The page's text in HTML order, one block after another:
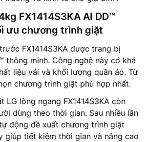
FX1414S3KA AI DD™
ưu chương trình giặt
FX1414S3KA được trang bị
thông minh. Công nghệ này có khả
liệu vải và khối lượng quần áo. Từ
chương trình giặt phù hợp nhất.
LG lồng ngang FX1414S3KA còn
dùng theo thời gian. Sau nhiều lần
động đề xuất chương trình giặt
giúp tiết kiệm thời gian và nâng cao